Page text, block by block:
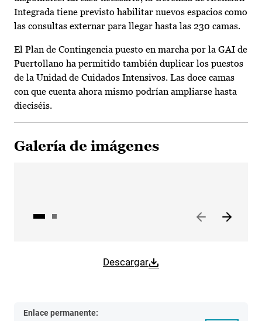
Integrada tiene previsto habilitar nuevos espacios como
las consultas externar para llegar hasta las 230 camas.
El Plan de Contingencia puesto en marcha por la GAI de
Puertollano ha permitido también duplicar los puestos
de la Unidad de Cuidados Intensivos. Las doce camas
con que cuenta ahora mismo podrían ampliarse hasta
dieciséis.
Galería de imágenes
Descargar
Enlace permanente: